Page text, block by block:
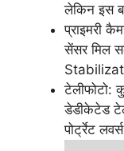
लेकिन इस
प्राइमरी
सेंसर मिल
टेलीफोटो:
डेडीकेटेड
पोर्ट्रेट